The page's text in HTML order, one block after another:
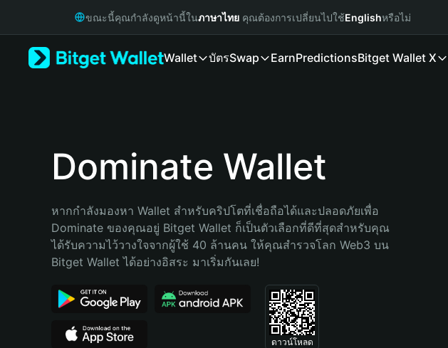
Русский
Bahasa Indonesia
Português (Brasil)
ขณะนี้คุณกำลังดูหน้านี้ในภาษาไทย คุณต้องการเปลี่ยนไปใช้Englishหรือไม่
Wallet บัตรSwap EarnPredictionsBitget Wallet X
Dominate Wallet
หากกำลังมองหา Wallet สำหรับคริปโตที่เชื่อถือได้และปลอดภัยเพื่อ
Dominate ของคุณอยู่ Bitget Wallet ก็เป็นตัวเลือกที่ดีที่สุดสำหรับคุณ
ได้รับความไว้วางใจจากผู้ใช้ 40 ล้านคน ให้คุณสำรวจโลก Web3 บน
Bitget Wallet ได้อย่างอิสระ มาเริ่มกันเลย!
ดาวน์โหลด